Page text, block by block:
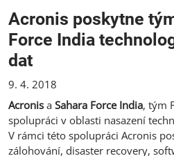
Acronis poskytne
Force India
dat
9. 4. 2018
Acronis a Sahara Force India, tým
spolupráci v oblasti nasazení
V rámci této spolupráci Acronis
zálohování, disaster recovery,